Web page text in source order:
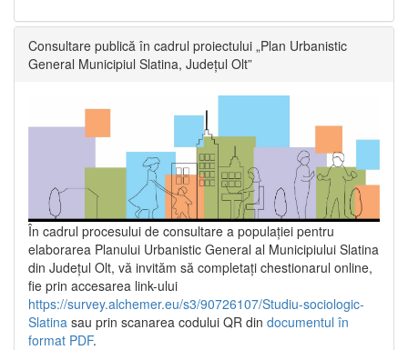
Consultare publică în cadrul proiectului „Plan Urbanistic
General Municipiul Slatina, Județul Olt”
În cadrul procesului de consultare a populaţiei pentru
elaborarea Planului Urbanistic General al Municipiului Slatina
din Județul Olt, vă invităm să completați chestionarul online,
fie prin accesarea link-ului
https://survey.alchemer.eu/s3/90726107/Studiu-sociologic-
Slatina sau prin scanarea codului QR din documentul în
format PDF.